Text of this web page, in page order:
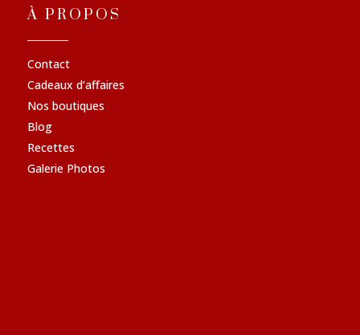
À PROPOS
Contact
Cadeaux d’affaires
Nos boutiques
Blog
Recettes
Galerie Photos